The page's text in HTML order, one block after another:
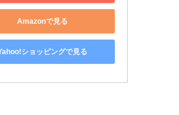
Amazonで見る
ショッピングで見る